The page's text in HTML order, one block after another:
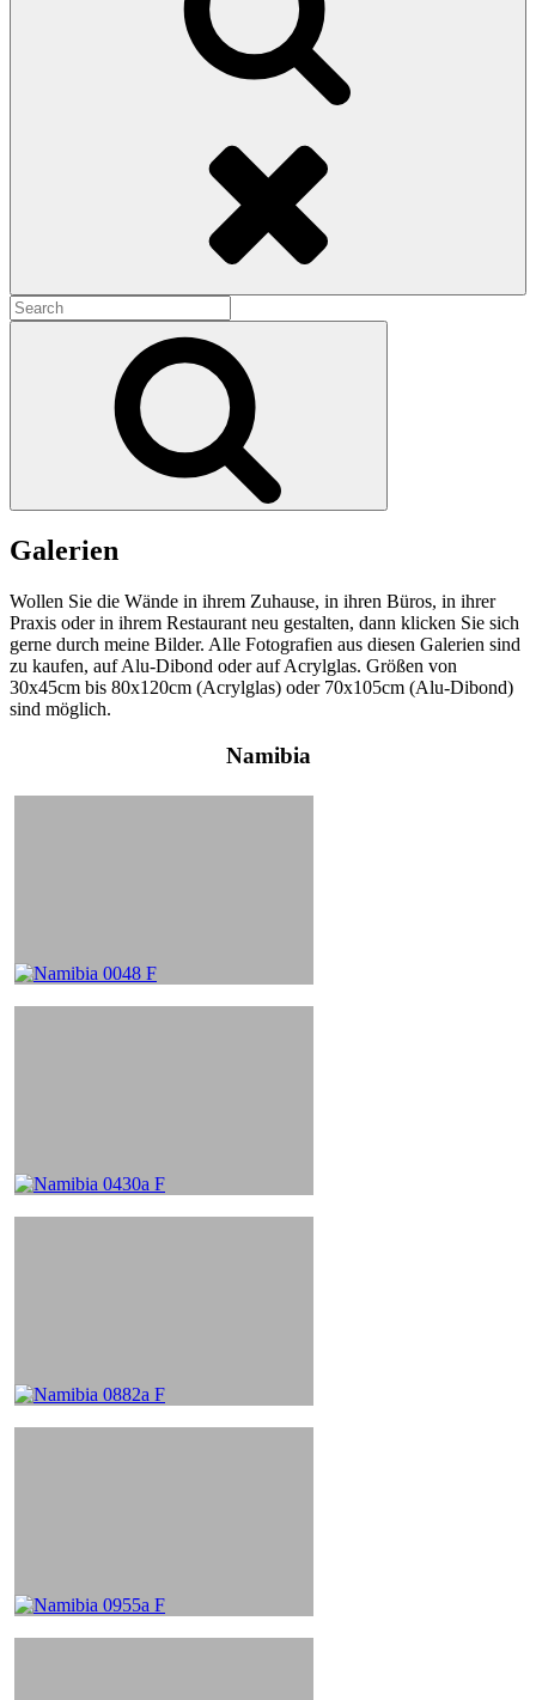
Search
for:
Galerien
Wollen Sie die Wände in ihrem Zuhause, in ihren Büros, in ihrer
Praxis oder in ihrem Restaurant neu gestalten, dann klicken Sie sich
gerne durch meine Bilder. Alle Fotografien aus diesen Galerien sind
zu kaufen, auf Alu-Dibond oder auf Acrylglas. Größen von
30x45cm bis 80x120cm (Acrylglas) oder 70x105cm (Alu-Dibond)
sind möglich.
Namibia